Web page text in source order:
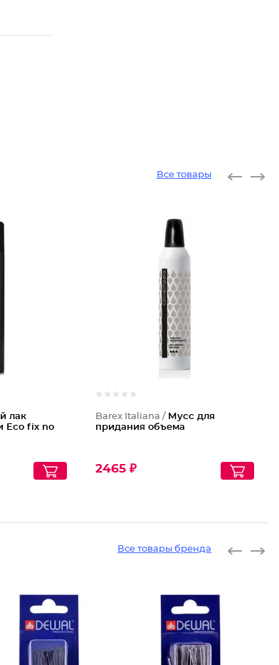
Все товары
лак
Eco fix no
Barex Italiana / Мусс для
придания объема
2465 ₽
Все товары бренда